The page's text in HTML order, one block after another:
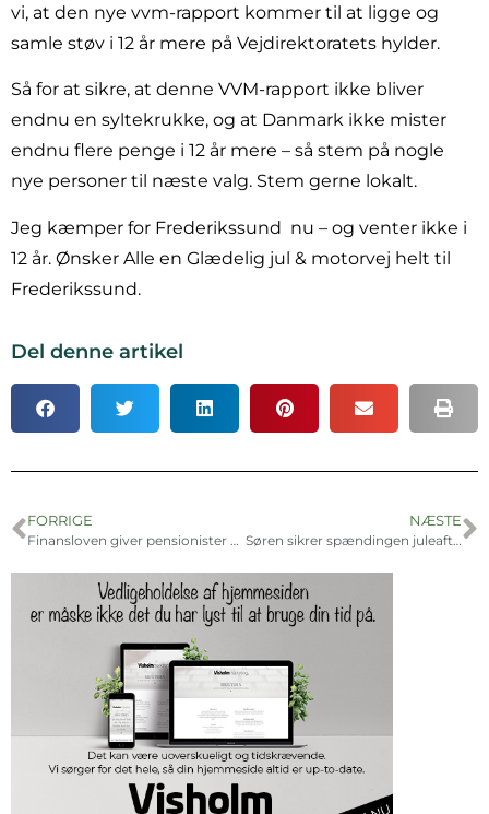
vi, at den nye vvm-rapport kommer til at ligge og
samle støv i 12 år mere på Vejdirektoratets hylder.
Så for at sikre, at denne VVM-rapport ikke bliver
endnu en syltekrukke, og at Danmark ikke mister
endnu flere penge i 12 år mere – så stem på nogle
nye personer til næste valg. Stem gerne lokalt.
Jeg kæmper for Frederikssund nu – og venter ikke i
12 år. Ønsker Alle en Glædelig jul & motorvej helt til
Frederikssund.
Del denne artikel
FORRIGE
Finansloven giver pensionister flere penge
NÆSTE
Søren sikrer spændingen juleaften